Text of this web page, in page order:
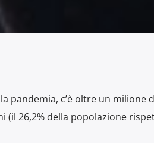
pandemia, c’è oltre un
(il 26,2% della popolazione